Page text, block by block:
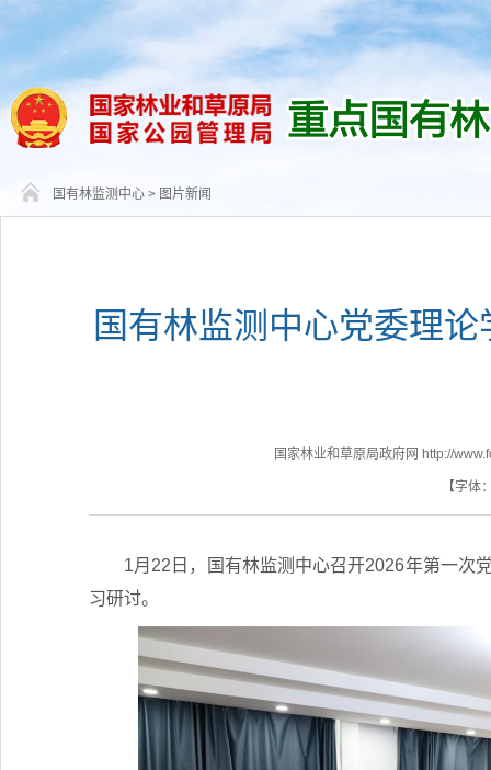
国有林监测中心 > 图片新闻
国有林监测中心党委理
国家林业和草原局政府网 http://
【字体
1月22日，国有林监测中心召开2026年第一次
习研讨。